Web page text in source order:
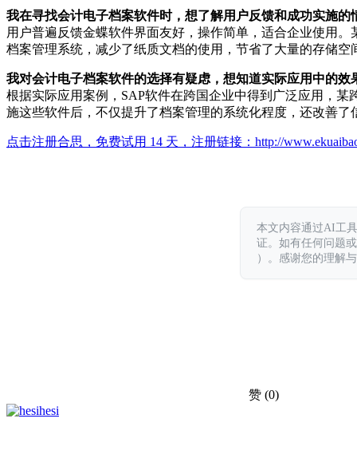
我在寻找会计电子档案软件时，想了解用户反馈和成功实施的
用户普遍反馈金蝶软件界面友好，操作简单，适合企业使用
档案管理系统，减少了纸质文档的使用，节省了大量的存储空
我对会计电子档案软件的选择有疑虑，想知道实际应用中的效
根据实际应用案例，SAP软件在跨国企业中得到广泛应用，
施这些软件后，不仅提升了档案管理的系统化程度，还改善
点击注册合思，免费试用 14 天，注册链接： http://
本文内容通过AI工
证。如有任何问题
）。感谢您的理解
赞 (0)
hesi